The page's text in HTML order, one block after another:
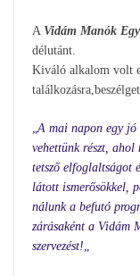
A Vidám Manók
délutánt.
Kiváló alkalom volt
A mai napon egy jó
vehettünk részt,
tetsző elfoglaltságot
látott ismerősökkel,
nálunk a befutó
zárásaként a Vidám
szervezést!